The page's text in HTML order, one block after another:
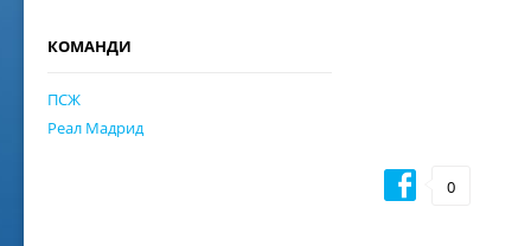
КОМАНДИ
ПСЖ
Реал Мадрид
0